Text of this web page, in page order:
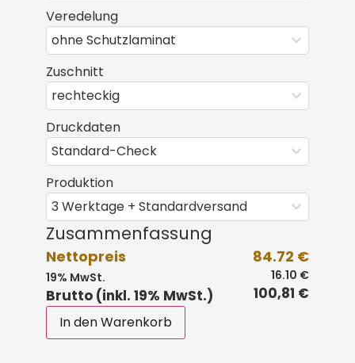
Veredelung
Zuschnitt
Druckdaten
Produktion
Zusammenfassung
Nettopreis
19% MwSt.
Brutto (inkl. 19% MwSt.)
84.72 €
16.10 €
100,81 €
In den Warenkorb